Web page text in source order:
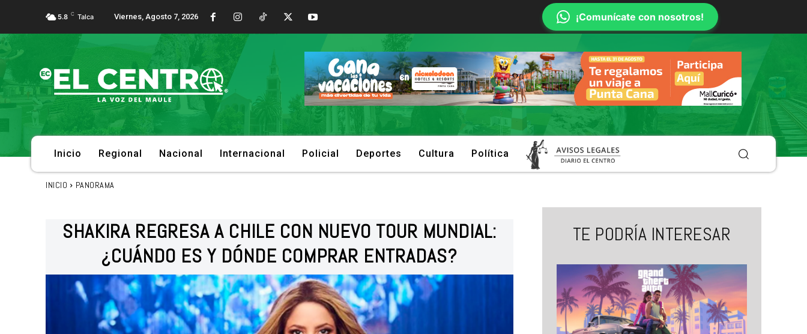
5.8 C Talca Viernes, Agosto 7, 2026 ¡Comunícate con nosotros!
Inicio Regional Nacional Internacional Policial Deportes Cultura Política
INICIO PANORAMA
SHAKIRA REGRESA A CHILE CON NUEVO TOUR MUNDIAL:
¿CUÁNDO ES Y DÓNDE COMPRAR ENTRADAS?
TE PODRÍA INTERESAR